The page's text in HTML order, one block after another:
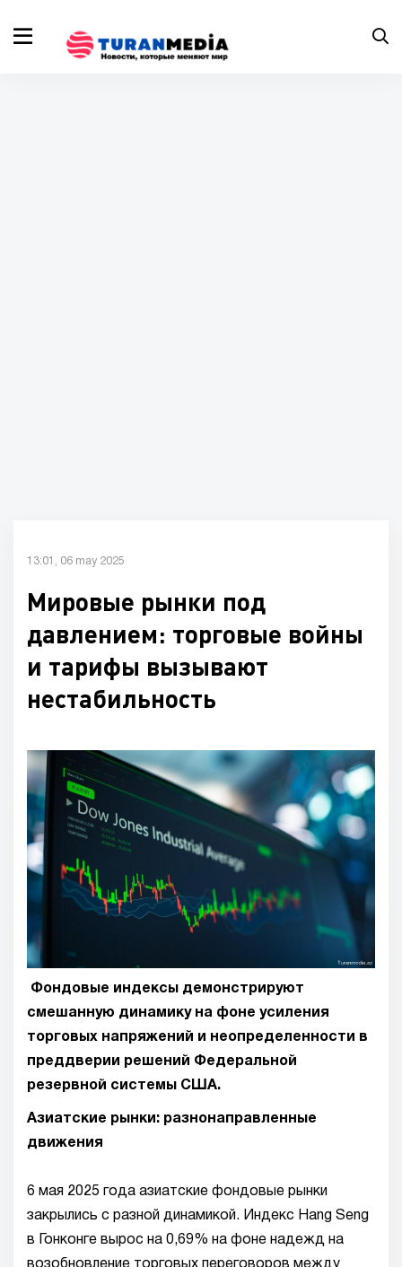
13:01, 06 may 2025
Мировые рынки под
давлением: торговые войны
и тарифы вызывают
нестабильность
Фондовые индексы демонстрируют
смешанную динамику на фоне усиления
торговых напряжений и неопределенности в
преддверии решений Федеральной
резервной системы США.
Азиатские рынки: разнонаправленные
движения
6 мая 2025 года азиатские фондовые рынки
закрылись с разной динамикой. Индекс Hang Seng
в Гонконге вырос на 0,69% на фоне надежд на
возобновление торговых переговоров между